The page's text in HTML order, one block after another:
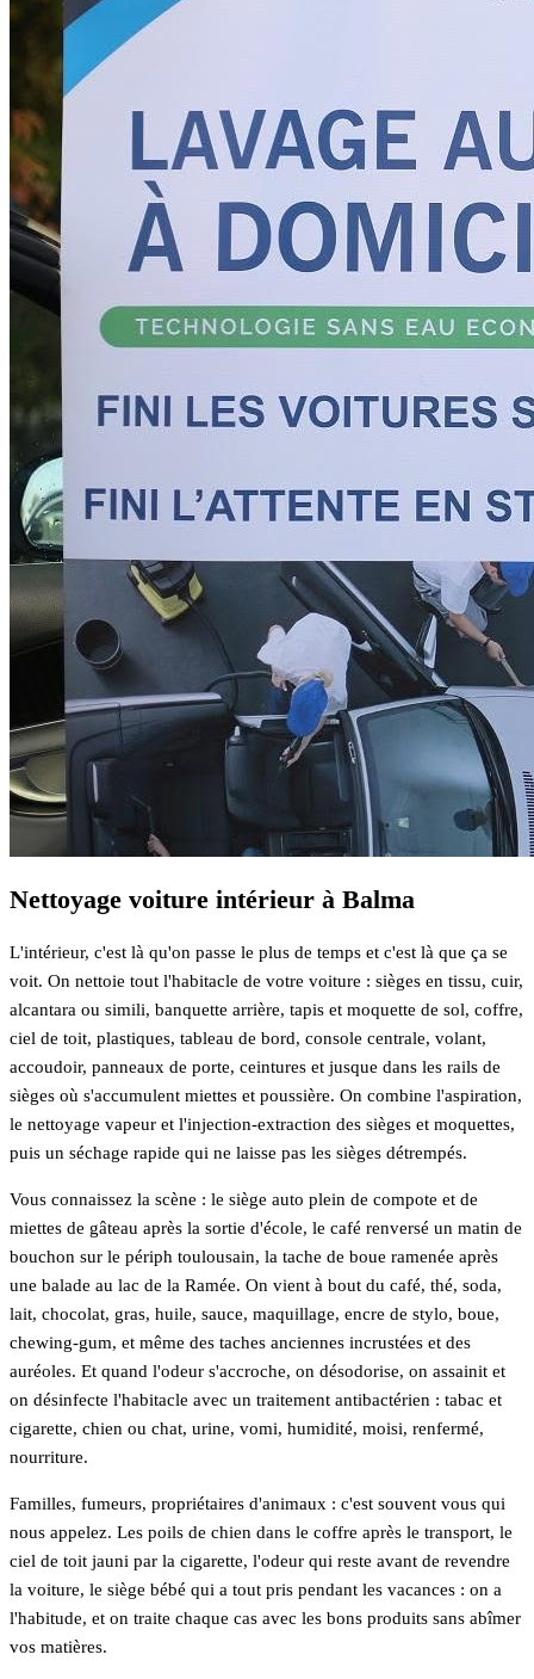
Nettoyage voiture intérieur à Balma
L'intérieur, c'est là qu'on passe le plus de temps et c'est là que ça se
voit. On nettoie tout l'habitacle de votre voiture : sièges en tissu, cuir,
alcantara ou simili, banquette arrière, tapis et moquette de sol, coffre,
ciel de toit, plastiques, tableau de bord, console centrale, volant,
accoudoir, panneaux de porte, ceintures et jusque dans les rails de
sièges où s'accumulent miettes et poussière. On combine l'aspiration,
le nettoyage vapeur et l'injection-extraction des sièges et moquettes,
puis un séchage rapide qui ne laisse pas les sièges détrempés.
Vous connaissez la scène : le siège auto plein de compote et de
miettes de gâteau après la sortie d'école, le café renversé un matin de
bouchon sur le périph toulousain, la tache de boue ramenée après
une balade au lac de la Ramée. On vient à bout du café, thé, soda,
lait, chocolat, gras, huile, sauce, maquillage, encre de stylo, boue,
chewing-gum, et même des taches anciennes incrustées et des
auréoles. Et quand l'odeur s'accroche, on désodorise, on assainit et
on désinfecte l'habitacle avec un traitement antibactérien : tabac et
cigarette, chien ou chat, urine, vomi, humidité, moisi, renfermé,
nourriture.
Familles, fumeurs, propriétaires d'animaux : c'est souvent vous qui
nous appelez. Les poils de chien dans le coffre après le transport, le
ciel de toit jauni par la cigarette, l'odeur qui reste avant de revendre
la voiture, le siège bébé qui a tout pris pendant les vacances : on a
l'habitude, et on traite chaque cas avec les bons produits sans abîmer
vos matières.